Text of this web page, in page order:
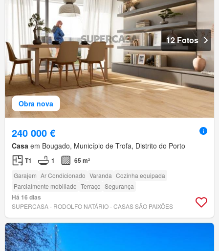
Obra nova
12 Fotos
240 000 €
Casa em Bougado, Município de Trofa, Distrito do Porto
T1 1 65 m²
Garajem Ar Condicionado Varanda Cozinha equipada
Parcialmente mobiliado Terraço Segurança
Há 16 dias
SUPERCASA - RODOLFO NATÁRIO - CASAS SÃO PAIXÕES